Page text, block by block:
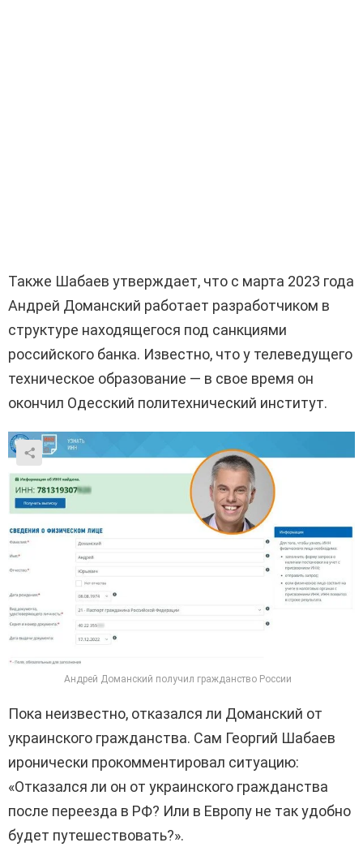
Также Шабаев утверждает, что с марта 2023 года
Андрей Доманский работает разработчиком в
структуре находящегося под санкциями
российского банка. Известно, что у телеведущего
техническое образование — в свое время он
окончил Одесский политехнический институт.
Андрей Доманский получил гражданство России
Пока неизвестно, отказался ли Доманский от
украинского гражданства. Сам Георгий Шабаев
иронически прокомментировал ситуацию:
«Отказался ли он от украинского гражданства
после переезда в РФ? Или в Европу не так удобно
будет путешествовать?».